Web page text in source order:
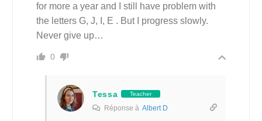
for more a year and I still have problem with
the letters G, J, I, E . But I progress slowly.
Never give up…
0
Tessa Teacher
Réponse à Albert D